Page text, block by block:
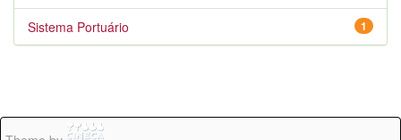
1
Sistema Portuário